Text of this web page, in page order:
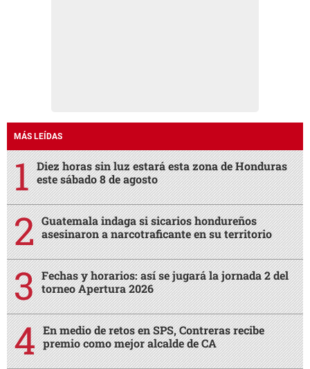
MÁS LEÍDAS
Diez horas sin luz estará esta zona de Honduras
este sábado 8 de agosto
Guatemala indaga si sicarios hondureños
asesinaron a narcotraficante en su territorio
Fechas y horarios: así se jugará la jornada 2 del
torneo Apertura 2026
En medio de retos en SPS, Contreras recibe
premio como mejor alcalde de CA